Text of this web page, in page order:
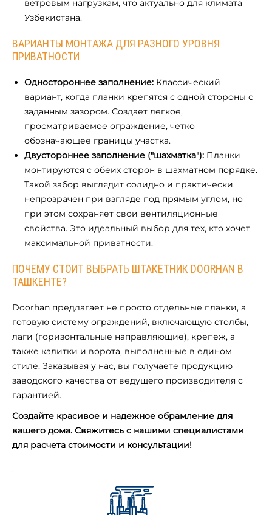
ветровым нагрузкам, что актуально для климата
Узбекистана.
ВАРИАНТЫ МОНТАЖА ДЛЯ РАЗНОГО УРОВНЯ
ПРИВАТНОСТИ
Одностороннее заполнение: Классический
вариант, когда планки крепятся с одной стороны с
заданным зазором. Создает легкое,
просматриваемое ограждение, четко
обозначающее границы участка.
Двустороннее заполнение ("шахматка"): Планки
монтируются с обеих сторон в шахматном порядке.
Такой забор выглядит солидно и практически
непрозрачен при взгляде под прямым углом, но
при этом сохраняет свои вентиляционные
свойства. Это идеальный выбор для тех, кто хочет
максимальной приватности.
ПОЧЕМУ СТОИТ ВЫБРАТЬ ШТАКЕТНИК DOORHAN В
ТАШКЕНТЕ?
Doorhan предлагает не просто отдельные планки, а
готовую систему ограждений, включающую столбы,
лаги (горизонтальные направляющие), крепеж, а
также калитки и ворота, выполненные в едином
стиле. Заказывая у нас, вы получаете продукцию
заводского качества от ведущего производителя с
гарантией.
Создайте красивое и надежное обрамление для
вашего дома. Свяжитесь с нашими специалистами
для расчета стоимости и консультации!